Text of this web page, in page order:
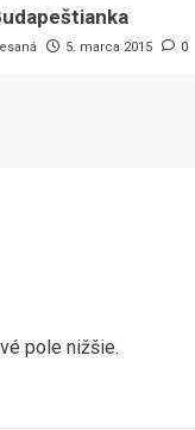
5. marca 2015 0
pole nižšie.